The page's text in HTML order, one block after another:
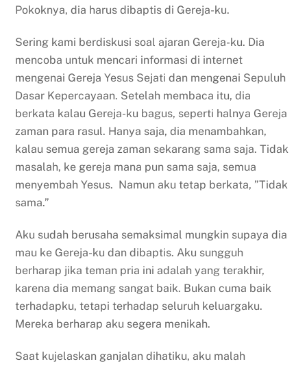
Pokoknya, dia harus dibaptis di Gereja-ku.
Sering kami berdiskusi soal ajaran Gereja-ku. Dia
mencoba untuk mencari informasi di internet
mengenai Gereja Yesus Sejati dan mengenai Sepuluh
Dasar Kepercayaan. Setelah membaca itu, dia
berkata kalau Gereja-ku bagus, seperti halnya Gereja
zaman para rasul. Hanya saja, dia menambahkan,
kalau semua gereja zaman sekarang sama saja. Tidak
masalah, ke gereja mana pun sama saja, semua
menyembah Yesus. Namun aku tetap berkata, ”Tidak
sama.”
Aku sudah berusaha semaksimal mungkin supaya dia
mau ke Gereja-ku dan dibaptis. Aku sungguh
berharap jika teman pria ini adalah yang terakhir,
karena dia memang sangat baik. Bukan cuma baik
terhadapku, tetapi terhadap seluruh keluargaku.
Mereka berharap aku segera menikah.
Saat kujelaskan ganjalan dihatiku, aku malah